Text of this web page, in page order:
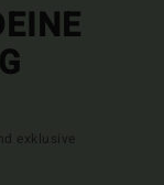
exklusive